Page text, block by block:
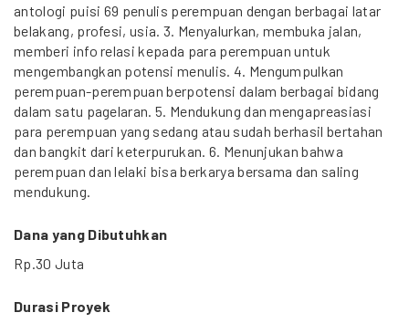
antologi puisi 69 penulis perempuan dengan berbagai latar
belakang, profesi, usia. 3. Menyalurkan, membuka jalan,
memberi info relasi kepada para perempuan untuk
mengembangkan potensi menulis. 4. Mengumpulkan
perempuan-perempuan berpotensi dalam berbagai bidang
dalam satu pagelaran. 5. Mendukung dan mengapreasiasi
para perempuan yang sedang atau sudah berhasil bertahan
dan bangkit dari keterpurukan. 6. Menunjukan bahwa
perempuan dan lelaki bisa berkarya bersama dan saling
mendukung.
Dana yang Dibutuhkan
Rp.30 Juta
Durasi Proyek